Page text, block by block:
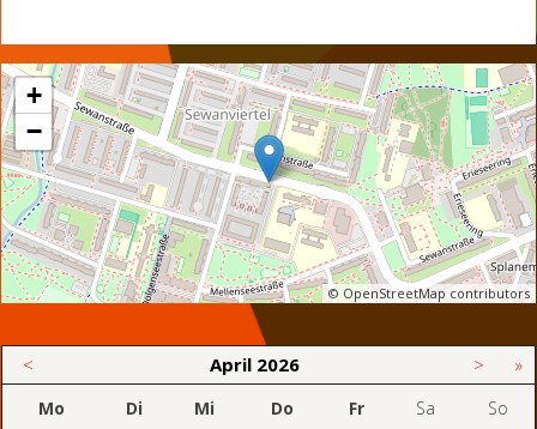
+
−
© OpenStreetMap contributors
< April 2026 > »
Mo Di Mi Do Fr Sa
So